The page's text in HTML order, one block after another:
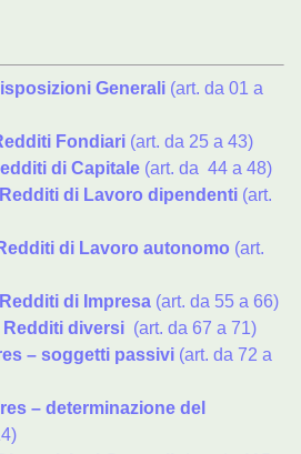
Generali (art. da 01 a
Fondiari (art. da 25 a 43)
di Capitale (art. da 44 a 48)
Redditi di Lavoro dipendenti (art.
di Lavoro autonomo (art.
Redditi di Impresa (art. da 55 a 66)
Redditi diversi (art. da 67 a 71)
– soggetti passivi (art. da 72 a
Ires – determinazione del